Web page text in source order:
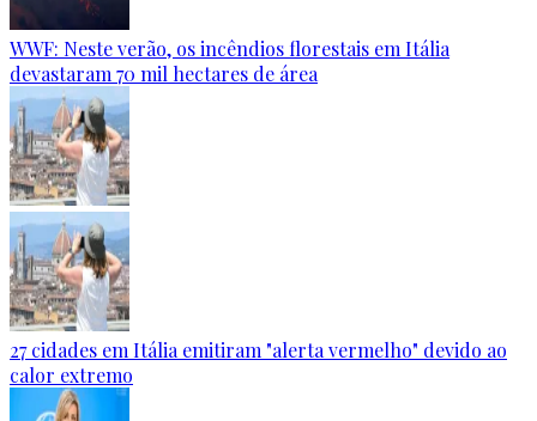
WWF: Neste verão, os incêndios florestais em Itália
devastaram 70 mil hectares de área
27 cidades em Itália emitiram "alerta vermelho" devido ao
calor extremo